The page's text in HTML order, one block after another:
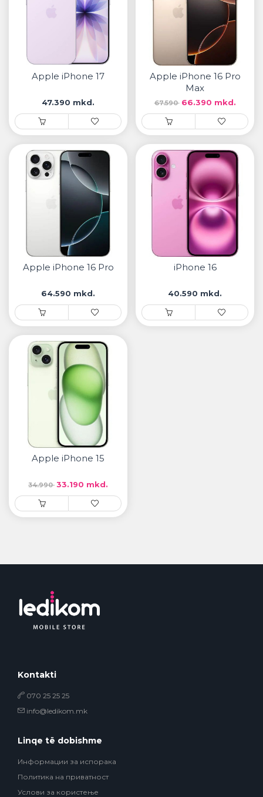
Apple iPhone 17
47.390 mkd.
Apple iPhone 16 Pro
Max
67.590 66.390 mkd.
Apple iPhone 16 Pro
64.590 mkd.
iPhone 16
40.590 mkd.
Apple iPhone 15
34.990 33.190 mkd.
Kontakti
070 25 25 25
info@ledikom.mk
Linqe të dobishme
Информации за испорака
Политика на приватност
Услови за користење